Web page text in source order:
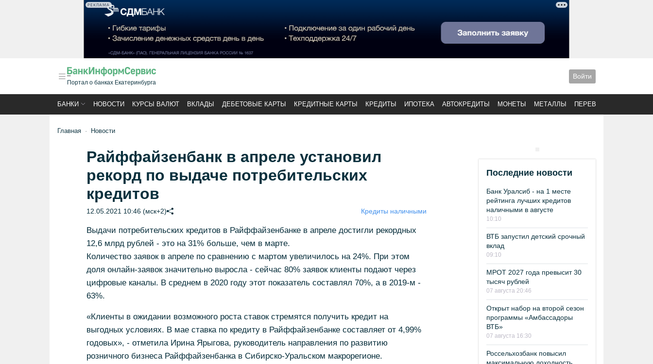
РЕКЛАМА
Портал о банках Екатеринбурга
Войти
БАНКИ НОВОСТИ КУРСЫ ВАЛЮТ ВКЛАДЫ ДЕБЕТОВЫЕ КАРТЫ КРЕДИТНЫЕ КАРТЫ КРЕДИТЫ ИПОТЕКА АВТОКРЕДИТЫ МОНЕТЫ МЕТАЛЛЫ ПЕРЕВОДЫ
Главная Новости
Райффайзенбанк в апреле установил
рекорд по выдаче потребительских
кредитов
12.05.2021 10:46 (мск+2) Кредиты наличными
Выдачи потребительских кредитов в Райффайзенбанке в апреле достигли рекордных
12,6 млрд рублей - это на 31% больше, чем в марте.
Количество заявок в апреле по сравнению с мартом увеличилось на 24%. При этом
доля онлайн-заявок значительно выросла - сейчас 80% заявок клиенты подают через
цифровые каналы. В среднем в 2020 году этот показатель составлял 70%, а в 2019-м -
63%.
«Клиенты в ожидании возможного роста ставок стремятся получить кредит на
выгодных условиях. В мае ставка по кредиту в Райффайзенбанке составляет от 4,99%
годовых», - отметила Ирина Ярыгова, руководитель направления по развитию
розничного бизнеса Райффайзенбанка в Сибирско-Уральском макрорегионе.
Последние новости
Банк Уралсиб - на 1 месте
рейтинга лучших кредитов
наличными в августе
10:10
ВТБ запустил детский срочный
вклад
09:10
МРОТ 2027 года превысит 30
тысяч рублей
07 августа 20:46
Открыт набор на второй сезон
программы «Амбассадоры
ВТБ»
07 августа 16:30
Россельхозбанк повысил